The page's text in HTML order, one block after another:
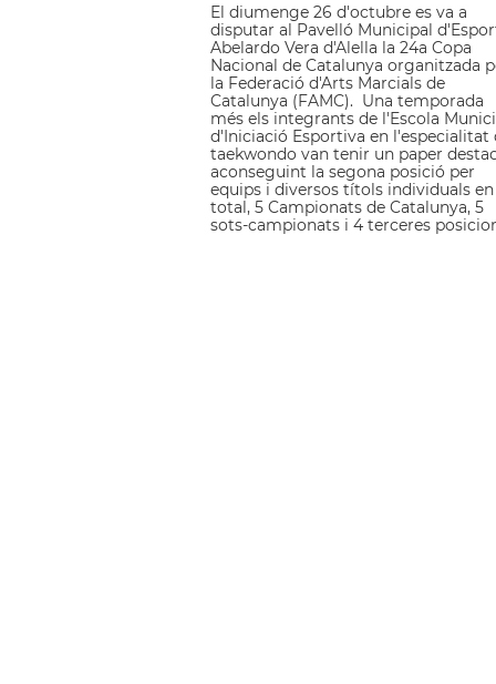
El diumenge 26 d'octubre es va a
disputar al Pavelló Municipal
Abelardo Vera d'Alella la 24a Copa
Nacional de Catalunya organitzada
la Federació d'Arts Marcials de
Catalunya (FAMC). Una temporada
més els integrants de l'Escola
d'Iniciació Esportiva en l'especialitat
taekwondo van tenir un paper
aconseguint la segona posició per
equips i diversos títols individuals en
total, 5 Campionats de Catalunya, 5
sots-campionats i 4 terceres